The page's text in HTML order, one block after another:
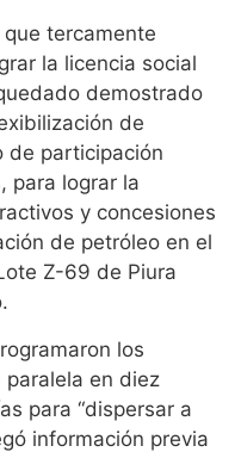
tercamente
la licencia social
demostrado
de
de participación
para lograr la
y concesiones
de petróleo en el
Z-69 de Piura
los
paralela en diez
para “dispersar a
información previa